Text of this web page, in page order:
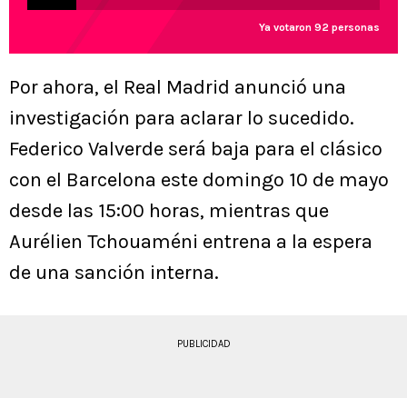
Ya votaron 92 personas
Por ahora, el Real Madrid anunció una
investigación para aclarar lo sucedido.
Federico Valverde será baja para el clásico
con el Barcelona este domingo 10 de mayo
desde las 15:00 horas, mientras que
Aurélien Tchouaméni entrena a la espera
de una sanción interna.
PUBLICIDAD